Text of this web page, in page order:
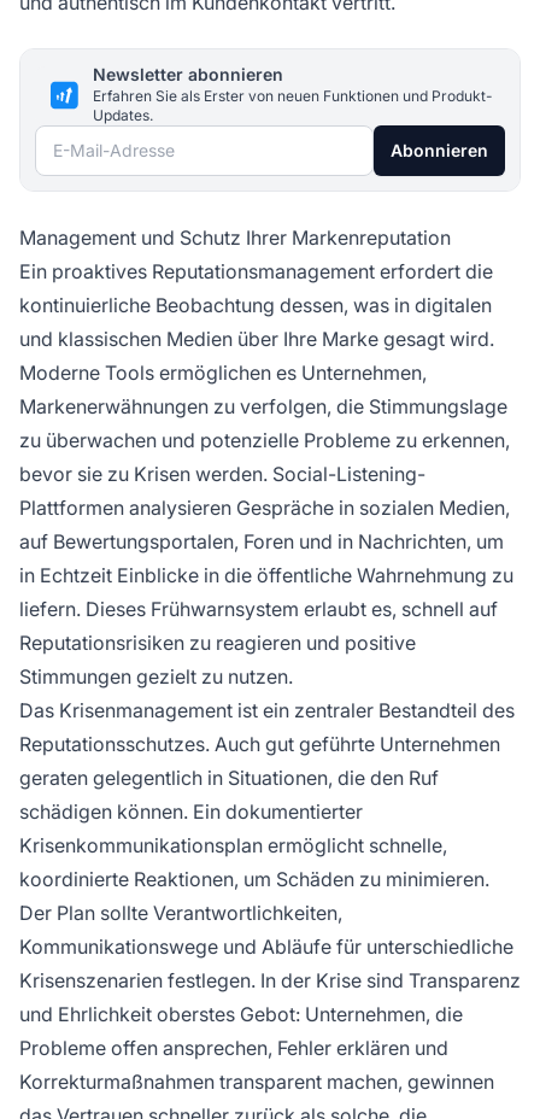
Newsletter abonnieren
Erfahren Sie als Erster von neuen Funktionen und Produkt-
Updates.
E-Mail-Adresse Abonnieren
Management und Schutz Ihrer Markenreputation
Ein proaktives Reputationsmanagement erfordert die
kontinuierliche Beobachtung dessen, was in digitalen
und klassischen Medien über Ihre Marke gesagt wird.
Moderne Tools ermöglichen es Unternehmen,
Markenerwähnungen zu verfolgen, die Stimmungslage
zu überwachen und potenzielle Probleme zu erkennen,
bevor sie zu Krisen werden. Social-Listening-
Plattformen analysieren Gespräche in sozialen Medien,
auf Bewertungsportalen, Foren und in Nachrichten, um
in Echtzeit Einblicke in die öffentliche Wahrnehmung zu
liefern. Dieses Frühwarnsystem erlaubt es, schnell auf
Reputationsrisiken zu reagieren und positive
Stimmungen gezielt zu nutzen.
Das Krisenmanagement ist ein zentraler Bestandteil des
Reputationsschutzes. Auch gut geführte Unternehmen
geraten gelegentlich in Situationen, die den Ruf
schädigen können. Ein dokumentierter
Krisenkommunikationsplan ermöglicht schnelle,
koordinierte Reaktionen, um Schäden zu minimieren.
Der Plan sollte Verantwortlichkeiten,
Kommunikationswege und Abläufe für unterschiedliche
Krisenszenarien festlegen. In der Krise sind Transparenz
und Ehrlichkeit oberstes Gebot: Unternehmen, die
Probleme offen ansprechen, Fehler erklären und
Korrekturmaßnahmen transparent machen, gewinnen